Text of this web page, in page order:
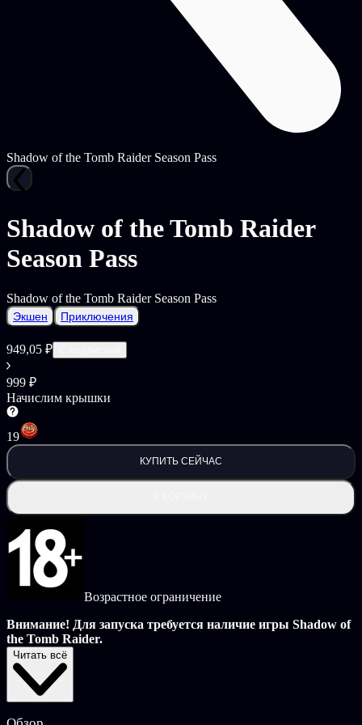
Shadow of the Tomb Raider Season Pass
Shadow of the Tomb Raider
Season Pass
Shadow of the Tomb Raider Season Pass
Экшен Приключения
949,05 ₽
999 ₽
Начислим крышки
19
КУПИТЬ СЕЙЧАС
Возрастное ограничение
Внимание! Для запуска требуется наличие игры Shadow of
the Tomb Raider.
В «Shadow of the Tomb Raider – сезонный абонемент» входят
следующие материалы:
Читать всё